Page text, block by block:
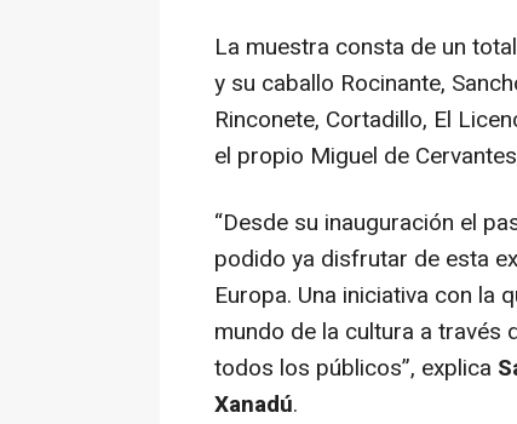
La muestra consta de un
y su caballo Rocinante,
Rinconete, Cortadillo, El
el propio Miguel de
“Desde su inauguración el
podido ya disfrutar de esta
Europa. Una iniciativa con la
mundo de la cultura a través
todos los públicos”, explica
Xanadú.